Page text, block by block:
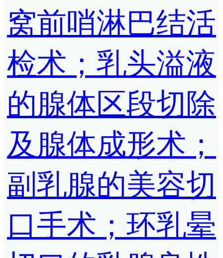
窝前哨淋巴结活
检术；乳头溢液
的腺体区段切除
及腺体成形术；
副乳腺的美容切
口手术；环乳晕